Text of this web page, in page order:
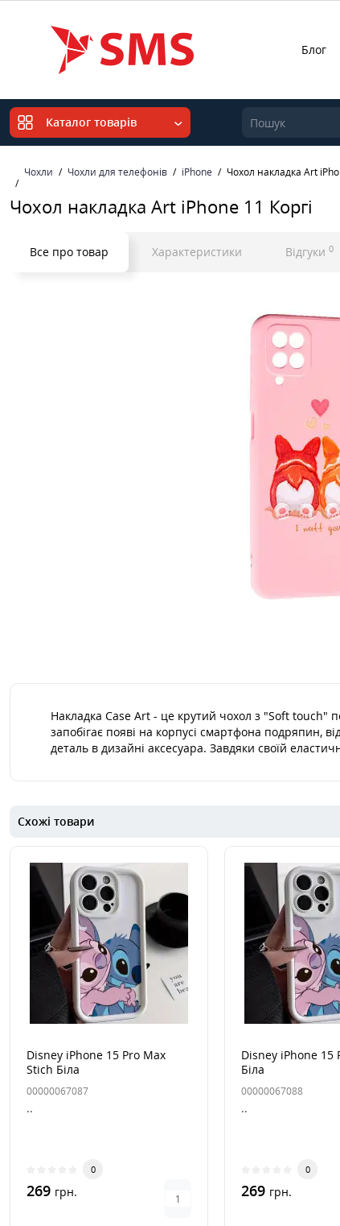
Блог
Каталог товарів
Чохли Чохли для телефонів iPhone Чохол накладка Art
Чохол накладка Art iPhone 11 Коргі
Все про товар Характеристики Відгуки 0
Накладка Case Art - це крутий чохол з "Soft touch"
запобігає появі на корпусі смартфона подряпин,
деталь в дизайні аксесуара. Завдяки своїй
Схожі товари
Disney iPhone 15 Pro Max
Stich Біла
00000067087
..
0
269 грн.
Disney iPhone 15
Біла
00000067088
..
0
269 грн.